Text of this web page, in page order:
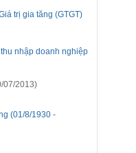
trị gia tăng (GTGT)
nhập doanh nghiệp
07/2013)
(01/8/1930 -